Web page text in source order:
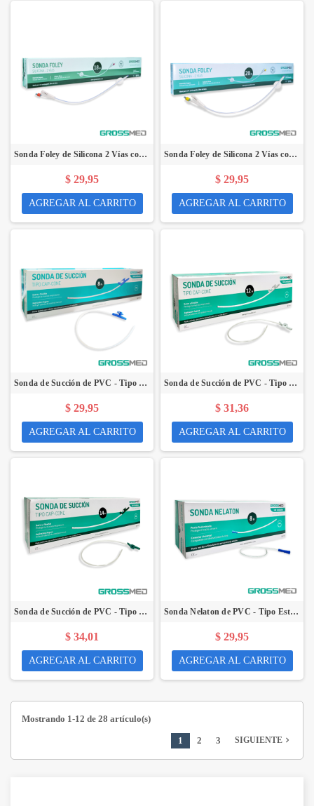
Sonda Foley de Silicona 2 Vías con Válvula de Plástico 18 Fr y Balón de 5 - 15 mL (E) - Caja x 10 Unidades - GROSSMED
$ 29,95
AGREGAR AL CARRITO
Sonda Foley de Silicona 2 Vías con Válvula de Plástico 20 Fr y Balón de 5 - 15 mL (E) - Caja x 10 Unidades - GROSSMED
$ 29,95
AGREGAR AL CARRITO
Sonda de Succión de PVC - Tipo Cap-Cone 08 Fr (E) - Caja x 100 Unidades - GROSSMED
$ 29,95
AGREGAR AL CARRITO
Sonda de Succión de PVC - Tipo Cap-Cone 12 Fr (E) - Caja x 100 Unidades - GROSSMED
$ 31,36
AGREGAR AL CARRITO
Sonda de Succión de PVC - Tipo Cap-Cone 14 Fr (E) - Caja x 100 Unidades - GROSSMED
$ 34,01
AGREGAR AL CARRITO
Sonda Nelaton de PVC - Tipo Estándar 8 Fr (E) - Caja X 100 Unidades - GROSSMED
$ 29,95
AGREGAR AL CARRITO
Mostrando 1-12 de 28 artículo(s)
1 2 3 SIGUIENTE navigate_next